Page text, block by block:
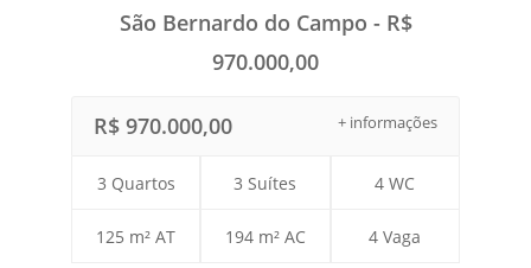
São Bernardo do Campo - R$
970.000,00
+ informações
R$ 970.000,00
3 Quartos 3 Suítes 4 WC
125 m² AT 194 m² AC 4 Vaga